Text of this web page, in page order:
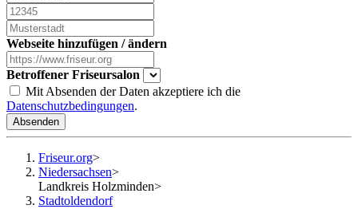
Webseite hinzufügen / ändern
Betroffener Friseursalon
Mit Absenden der Daten akzeptiere ich die
Datenschutzbedingungen.
Absenden
Friseur.org>
Niedersachsen>
Landkreis Holzminden>
Stadtoldendorf